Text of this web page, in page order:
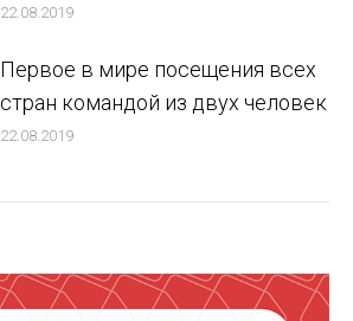
22.08.2019
Первое в мире посещения всех
стран командой из двух человек
22.08.2019